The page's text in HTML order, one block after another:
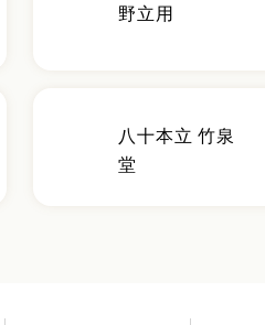
野立用
八十本立 竹泉
堂